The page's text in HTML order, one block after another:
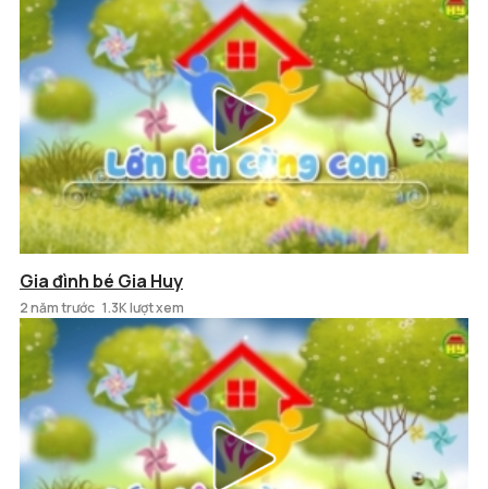
Gia đình bé Gia Huy
2 năm trước 1.3K lượt xem